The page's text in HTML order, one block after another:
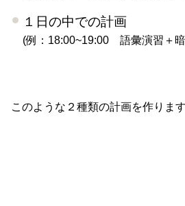
１日の中での計画
(例：18:00~19:00 語彙演習＋
このような２種類の計画を作ります